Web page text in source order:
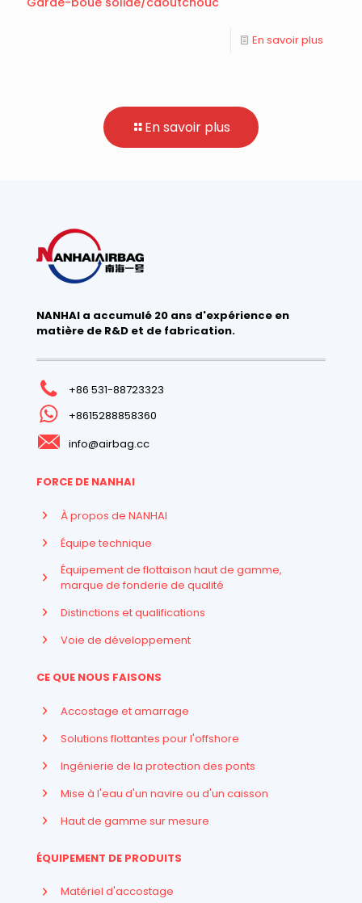
En savoir plus
En savoir plus
NANHAI a accumulé 20 ans d'expérience en
matière de R&D et de fabrication.
+86 531-88723323
+8615288858360
info@airbag.cc
FORCE DE NANHAI
À propos de NANHAI
Équipe technique
Équipement de flottaison haut de gamme,
marque de fonderie de qualité
Distinctions et qualifications
Voie de développement
CE QUE NOUS FAISONS
Accostage et amarrage
Solutions flottantes pour l'offshore
Ingénierie de la protection des ponts
Mise à l'eau d'un navire ou d'un caisson
Haut de gamme sur mesure
ÉQUIPEMENT DE PRODUITS
Matériel d'accostage